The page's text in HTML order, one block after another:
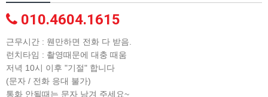
010.4604.1615
근무시간 : 웬만하면 전화 다 받음.
런치타임 : 촬영때문에 대충 때움
저녁 10시 이후 "기절" 합니다
(문자 / 전화 응대 불가)
통화 안될때는 문자 남겨 주세요~